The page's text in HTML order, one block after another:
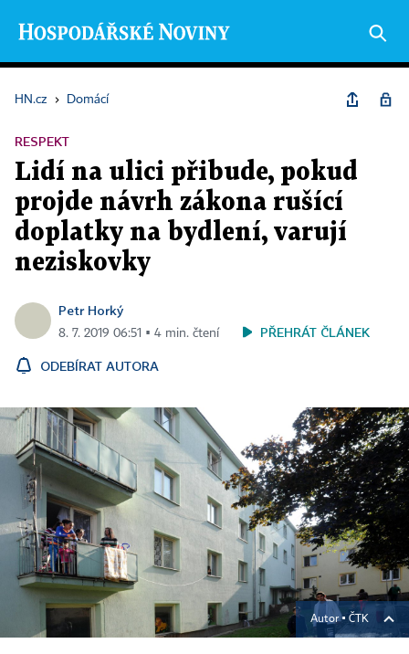
HN.cz › Domácí
RESPEKT
Lidí na ulici přibude, pokud
projde návrh zákona rušící
doplatky na bydlení, varují
neziskovky
Petr Horký
8. 7. 2019 06:51 ▪ 4 min. čtení PŘEHRÁT ČLÁNEK
ODEBÍRAT AUTORA
Autor ▪ ČTK